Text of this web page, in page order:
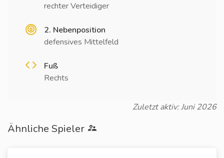
rechter Verteidiger
2. Nebenposition
defensives Mittelfeld
Fuß
Rechts
Zuletzt aktiv: Juni 2026
Ähnliche Spieler